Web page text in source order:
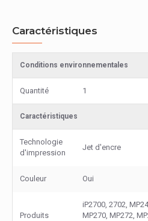
Caractéristiques
Conditions environnementales
Quantité 1
Caractéristiques
Technologie
d'impression
Jet d'encre
Couleur Oui
Produits
iP2700, 2702,
MP270, MP272,